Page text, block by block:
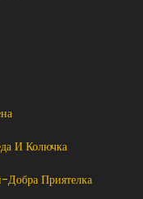
И Колючка
Приятелка